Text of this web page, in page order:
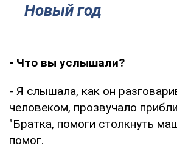
Новый год
- Что вы услышали?
- Я слышала, как он
человеком, прозвучало
"Братка, помоги столкнуть
помог.